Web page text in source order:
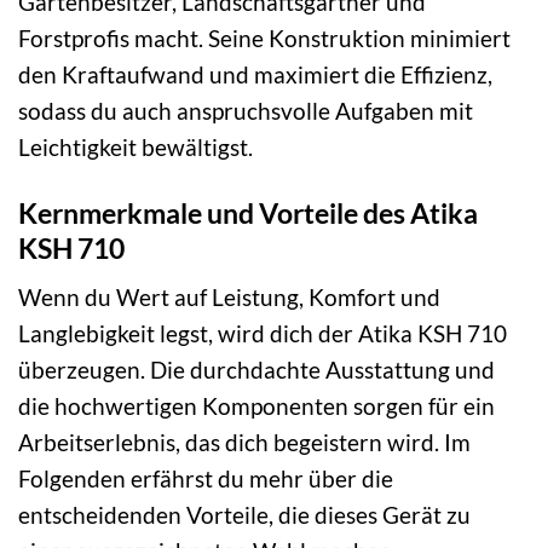
Forstprofis macht. Seine Konstruktion minimiert
den Kraftaufwand und maximiert die Effizienz,
sodass du auch anspruchsvolle Aufgaben mit
Leichtigkeit bewältigst.
Kernmerkmale und Vorteile des Atika
KSH 710
Wenn du Wert auf Leistung, Komfort und
Langlebigkeit legst, wird dich der Atika KSH 710
überzeugen. Die durchdachte Ausstattung und
die hochwertigen Komponenten sorgen für ein
Arbeitserlebnis, das dich begeistern wird. Im
Folgenden erfährst du mehr über die
entscheidenden Vorteile, die dieses Gerät zu